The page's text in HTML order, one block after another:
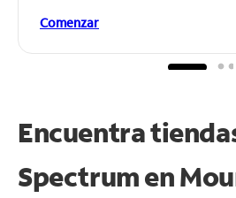
Comenzar
Encuentra
Spectrum en